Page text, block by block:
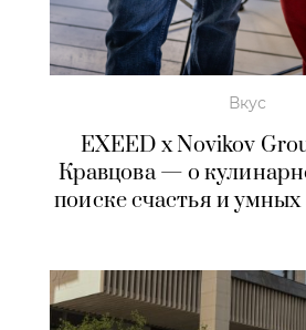
Вкус
EXEED x Novikov
Кравцова — о
поиске счастья и